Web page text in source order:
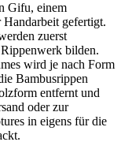
Gifu, einem
gefertigt.
zuerst
bilden.
wird je nach Form
Bambusrippen
entfernt und
oder zur
in eigens für die